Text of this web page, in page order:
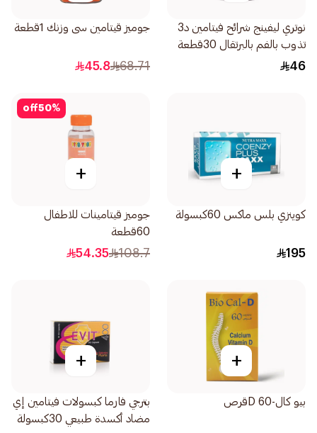
نوتري ليفينج شرائح فيتامين د3
تذوب بالفم بالبرتقال 30قطعة
46
جوميز قيتامين سى وزنك 1قطعة
68.71
45.8
+
كوينزي بلس ماكس 60كبسولة
195
50%
off
+
جوميز قيتامينات للاطفال
60قطعة
108.7
54.35
+
بيو كال-D 60قرص
+
بترجي فارما كبسولات فيتامين إي
مضاد أكسدة طبيعي 30كبسولة